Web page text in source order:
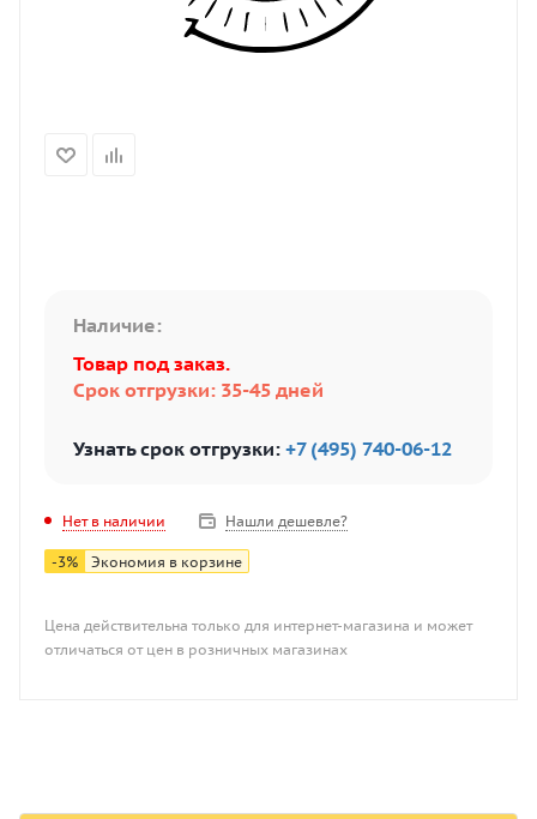
Наличие:
Товар под заказ.
Срок отгрузки: 35-45 дней
Узнать срок отгрузки: +7 (495) 740-06-12
Нет в наличии Нашли дешевле?
-3% Экономия в корзине
Цена действительна только для интернет-магазина и может
отличаться от цен в розничных магазинах